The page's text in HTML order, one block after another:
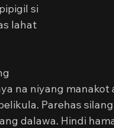
si
lahat
na niyang
Parehas
dalawa. Hindi